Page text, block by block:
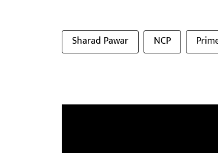
Sharad Pawar NCP